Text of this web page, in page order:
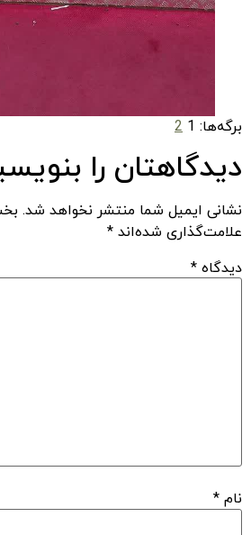
برگه‌ها: 1
2
دیدگاهتان را
نشانی ایمیل شما منتشر نخواهد شد.
علامت‌گذاری شده‌اند *
دیدگاه *
نام *